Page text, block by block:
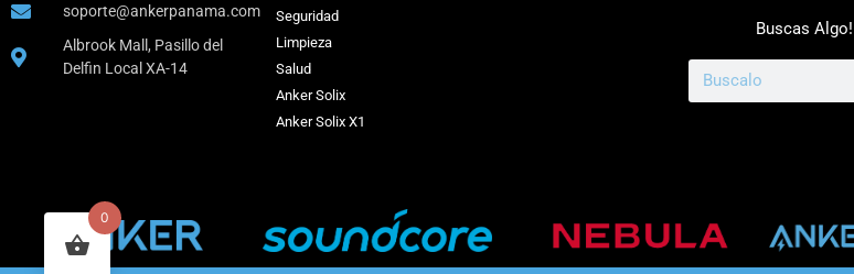
soporte@ankerpanama.com
Albrook Mall, Pasillo del
Delfin Local XA-14
Seguridad
Limpieza
Salud
Anker Solix
Anker Solix X1
Buscas Algo!
0